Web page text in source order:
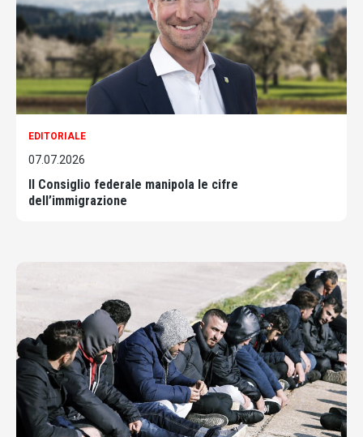
EDITORIALE
07.07.2026
Il Consiglio federale manipola le cifre
dell’immigrazione